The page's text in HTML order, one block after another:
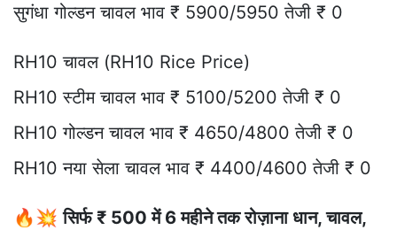
सुगंधा गोल्डन चावल भाव ₹ 5900/5950 तेजी ₹ 0
RH10 चावल (RH10 Rice Price)
RH10 स्टीम चावल भाव ₹ 5100/5200 तेजी ₹ 0
RH10 गोल्डन चावल भाव ₹ 4650/4800 तेजी ₹ 0
RH10 नया सेला चावल भाव ₹ 4400/4600 तेजी ₹ 0
🔥💥सिर्फ ₹ 500 में 6 महीने तक रोज़ाना धान, चावल,